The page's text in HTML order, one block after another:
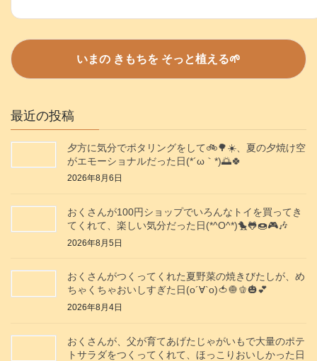
最近の投稿
夕方に気分でポタリングをして🚲️🌳☀️、夏の夕焼け空
がエモーショナルだった日(⁠*⁠´⁠ω⁠｀⁠*⁠)🌅🍀
2026年8月6日
おくさんが100円ショップでいろんなトイを買ってき
てくれて、楽しい気分だった日(*^O^*)🐤🐸🍩🎮️🎶
2026年8月5日
おくさんがつくってくれた夏野菜の焼きびたしが、め
ちゃくちゃおいしすぎた日(о´∀`о)🍅🧅🫑🎃💕
2026年8月4日
おくさんが、父が育てあげたじゃがいもで大量のポテ
トサラダをつくってくれて、ほっこりおいしかった日